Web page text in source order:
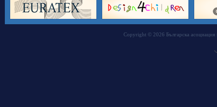
Copyright © 2026 Българска асоциация